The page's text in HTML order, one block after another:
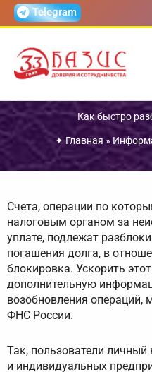
ПерейтиTelegram
Как быстро
✦ Главная »
Счета, операции по
налоговым органом за
уплате, подлежат
погашения долга, в
блокировка. Ускорить
дополнительную
возобновления
ФНС России.
Так, пользователи
и индивидуальных